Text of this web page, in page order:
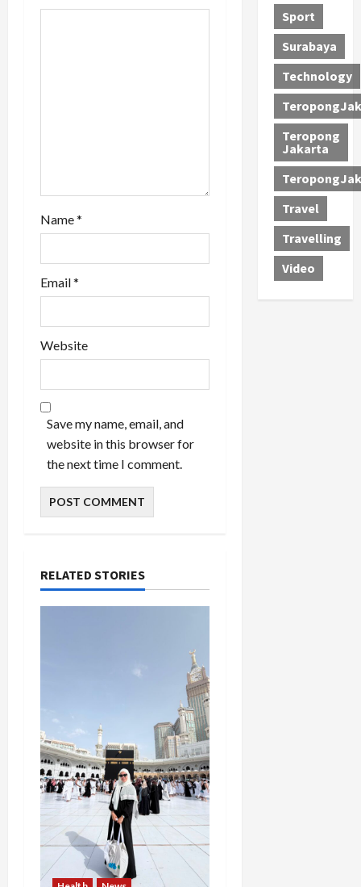
a
Name*
Email*
Website
Save my name, email, and
website in this browser for
the next time I comment.
RELATED STORIES
Sport
Surabaya
Technology
Teropong
Jakarta
Travel
Travelling
Video